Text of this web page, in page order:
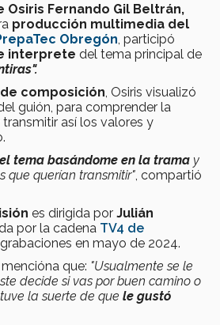
Osiris Fernando Gil Beltrán,
producción multimedia del
Obregón , participó
interprete del tema principal de
composición , Osiris visualizó
guión, para comprender la
transmitir así los valores y
tema basándome en la trama y
que querían transmitir" , compartió
es dirigida por Julián
por la cadena TV4 de
grabaciones en mayo de 2024.
mencióna que: "Usualmente se le
decide si vas por buen camino o
la suerte de que le gustó